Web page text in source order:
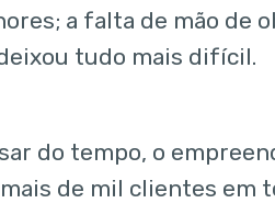
a falta de mão de
tudo mais difícil.
do tempo, o
de mil clientes em